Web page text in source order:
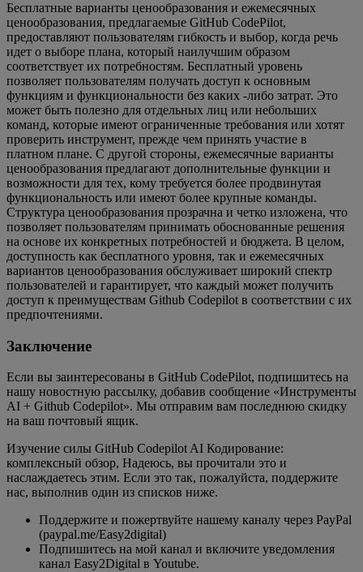
Бесплатные варианты ценообразования и ежемесячных
ценообразования, предлагаемые GitHub CodePilot,
предоставляют пользователям гибкость и выбор, когда речь
идет о выборе плана, который наилучшим образом
соответствует их потребностям. Бесплатный уровень
позволяет пользователям получать доступ к основным
функциям и функциональности без каких -либо затрат. Это
может быть полезно для отдельных лиц или небольших
команд, которые имеют ограниченные требования или хотят
проверить инструмент, прежде чем принять участие в
платном плане. С другой стороны, ежемесячные варианты
ценообразования предлагают дополнительные функции и
возможности для тех, кому требуется более продвинутая
функциональность или имеют более крупные команды.
Структура ценообразования прозрачна и четко изложена, что
позволяет пользователям принимать обоснованные решения
на основе их конкретных потребностей и бюджета. В целом,
доступность как бесплатного уровня, так и ежемесячных
вариантов ценообразования обслуживает широкий спектр
пользователей и гарантирует, что каждый может получить
доступ к преимуществам Github Codepilot в соответствии с их
предпочтениями.
Заключение
Если вы заинтересованы в GitHub CodePilot, подпишитесь на
нашу новостную рассылку, добавив сообщение «Инструменты
AI + Github Codepilot». Мы отправим вам последнюю скидку
на ваш почтовый ящик.
Изучение силы GitHub Codepilot AI Кодирование:
комплексный обзор, Надеюсь, вы прочитали это и
наслаждаетесь этим. Если это так, пожалуйста, поддержите
нас, выполнив один из списков ниже.
Поддержите и пожертвуйте нашему каналу через PayPal
(paypal.me/Easy2digital)
Подпишитесь на мой канал и включите уведомления
канал Easy2Digital в Youtube.